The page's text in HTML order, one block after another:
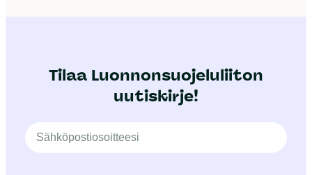
Tilaa Luonnonsuojeluliiton
uutiskirje!